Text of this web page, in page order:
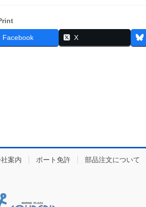
Facebook X
案内 ボート免許 部品注文について